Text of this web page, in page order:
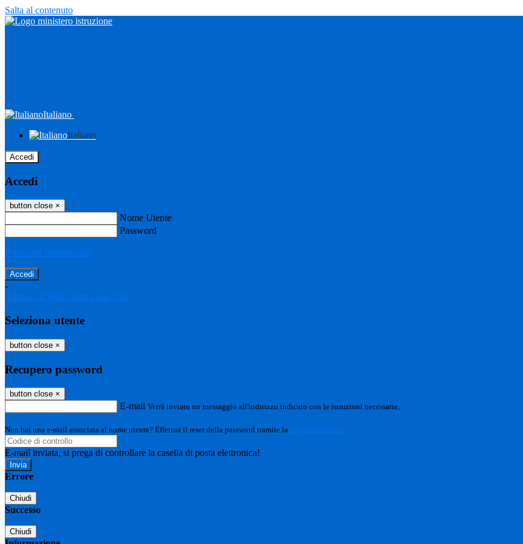
Salta al contenuto
Italiano
Italiano
Accedi
Accedi
button close ×
Nome Utente
Password
Password dimenticata?
-
Entra con SPID
Entra con CIE
Seleziona utente
button close ×
Recupero password
button close ×
E-mail Verrà inviato un messaggio all'indirizzo indicato con le istruzioni necessarie.
Non hai una e-mail associata al nome utente? Effettua il reset della password tramite la Login Spaggiari
E-mail inviata, si prega di controllare la casella di posta elettronica!
Errore
Chiudi
Successo
Chiudi